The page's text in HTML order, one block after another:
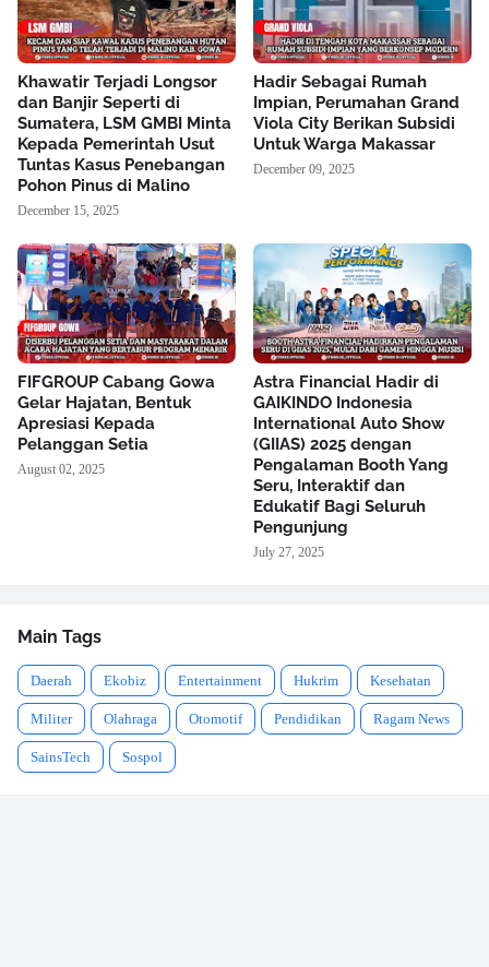
Khawatir Terjadi Longsor
dan Banjir Seperti di
Sumatera, LSM GMBI Minta
Kepada Pemerintah Usut
Tuntas Kasus Penebangan
Pohon Pinus di Malino
December 15, 2025
Hadir Sebagai Rumah
Impian, Perumahan Grand
Viola City Berikan Subsidi
Untuk Warga Makassar
December 09, 2025
FIFGROUP Cabang Gowa
Gelar Hajatan, Bentuk
Apresiasi Kepada
Pelanggan Setia
August 02, 2025
Astra Financial Hadir di
GAIKINDO Indonesia
International Auto Show
(GIIAS) 2025 dengan
Pengalaman Booth Yang
Seru, Interaktif dan
Edukatif Bagi Seluruh
Pengunjung
July 27, 2025
Main Tags
Daerah Ekobiz Entertainment Hukrim Kesehatan
Militer Olahraga Otomotif Pendidikan Ragam News
SainsTech Sospol